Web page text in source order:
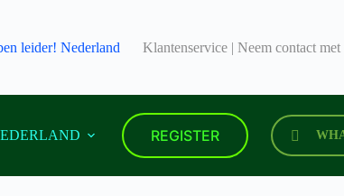
leider! Nederland Klantenservice | Neem contact
REGISTER